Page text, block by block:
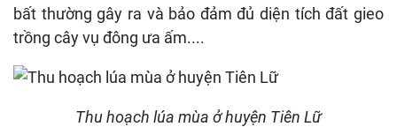
bất thường gây ra và bảo đảm đủ diện tích đất gieo
trồng cây vụ đông ưa ấm....
Thu hoạch lúa mùa ở huyện Tiên Lữ